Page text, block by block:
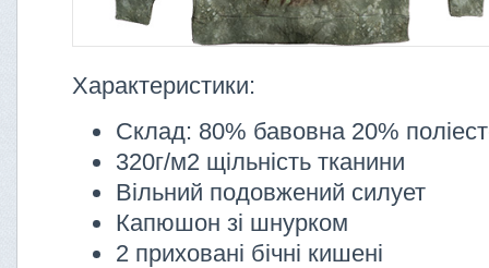
Характеристики:
Склад: 80% бавовна 20%
320г/м2 щільність тканини
Вільний подовжений силует
Капюшон зі шнурком
2 приховані бічні кишені